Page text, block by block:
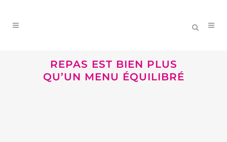
REPAS EST BIEN PLUS
QU’UN MENU ÉQUILIBRÉ